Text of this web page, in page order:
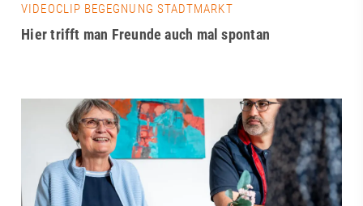
VIDEOCLIP BEGEGNUNG STADTMARKT
Hier trifft man Freunde auch mal spontan